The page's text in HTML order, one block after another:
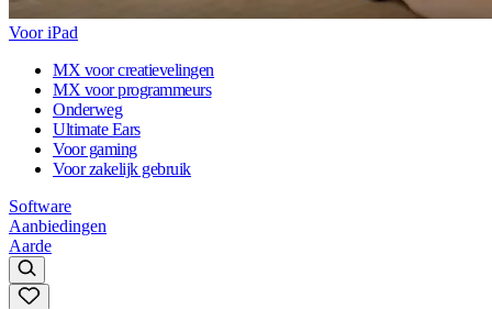
Voor iPad
MX voor creatievelingen
MX voor programmeurs
Onderweg
Ultimate Ears
Voor gaming
Voor zakelijk gebruik
Software
Aanbiedingen
Aarde